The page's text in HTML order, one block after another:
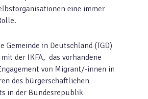
eine immer
Gemeinde in Deutschland (TGD)
der IKFA, das vorhandene
von Migrant/-innen in
des bürgerschaftlichen
in der Bundesrepublik